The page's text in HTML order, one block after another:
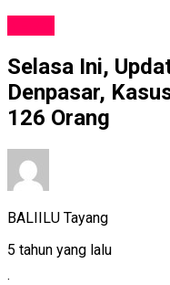
Selasa Ini,
Denpasar,
126 Orang
BALIILU Tayang
5 tahun yang lalu